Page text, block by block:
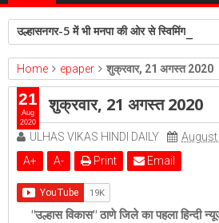
उल्हासनगर-5 में भी मनपा की ओर से स्विमिंग पुल
Home epaper शुक्रवार, 21 अगस्त 2020
शुक्रवार, 21 अगस्त 2020
ULHAS VIKAS HINDI DAILY
August
A+ A- Print Email
"उल्हास विकास" ठाणे जिले का पहला हिन्दी
21
Aug
2020